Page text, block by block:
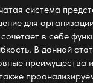
система
для
в себе
В данной
преимущества